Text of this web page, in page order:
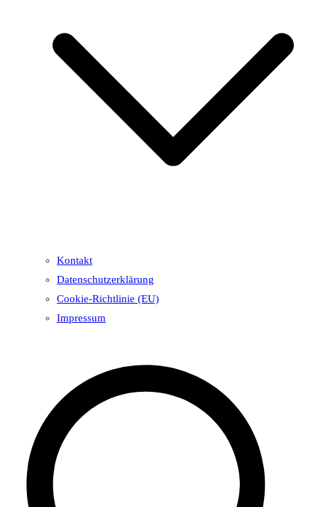
Kontakt
Datenschutzerklärung
Cookie-Richtlinie (EU)
Impressum